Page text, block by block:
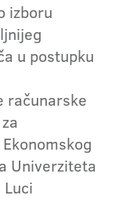
izboru
u postupku
računarske
Univerziteta
Luci